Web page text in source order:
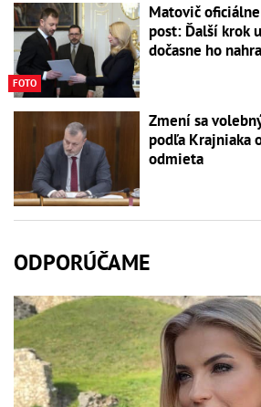
FOTO
Matovič
post: Ďalší krok
dočasne ho
Zmení sa
podľa Krajniaka
odmieta
ODPORÚČAME